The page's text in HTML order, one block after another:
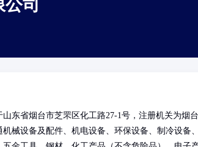
司
东省烟台市芝罘区化工路27-1号，注册机关为烟
械设备及配件、机电设备、环保设备、制冷设备